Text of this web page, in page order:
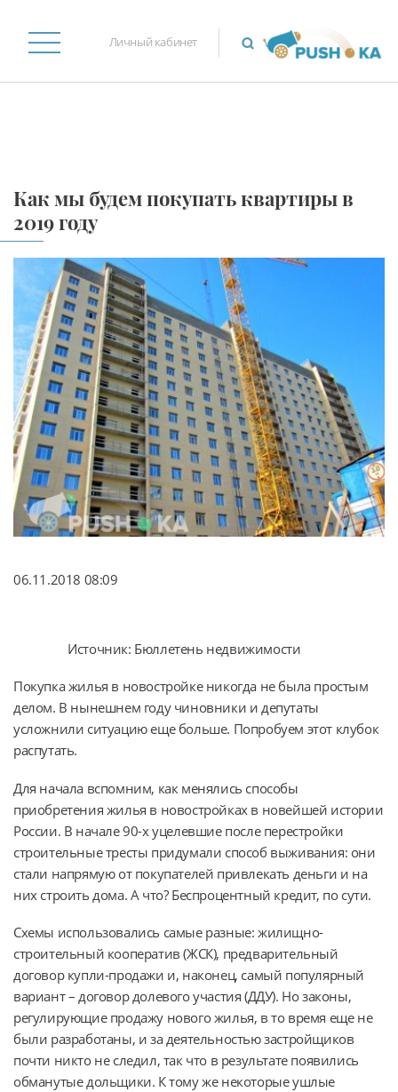
Личный кабинет
Как мы будем покупать квартиры в
2019 году
06.11.2018 08:09
Источник: Бюллетень недвижимости
Покупка жилья в новостройке никогда не была простым
делом. В нынешнем году чиновники и депутаты
усложнили ситуацию еще больше. Попробуем этот клубок
распутать.
Для начала вспомним, как менялись способы
приобретения жилья в новостройках в новейшей истории
России. В начале 90-х уцелевшие после перестройки
строительные тресты придумали способ выживания: они
стали напрямую от покупателей привлекать деньги и на
них строить дома. А что? Беспроцентный кредит, по сути.
Схемы использовались самые разные: жилищно-
строительный кооператив (ЖСК), предварительный
договор купли-продажи и, наконец, самый популярный
вариант – договор долевого участия (ДДУ). Но законы,
регулирующие продажу нового жилья, в то время еще не
были разработаны, и за деятельностью застройщиков
почти никто не следил, так что в результате появились
обманутые дольщики. К тому же некоторые ушлые